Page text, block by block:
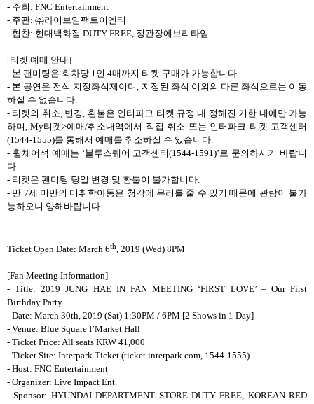
- 주최 : FNC Entertainment
- 주관: ㈜라이브임팩트이엔티
- 협찬: 현대백화점 DUTY FREE, 정관장에브리타임
[티켓 예매 안내]
- 본 팬미팅은 회차당 1인 4매까지 티켓 구매가 가능합니다.
- 본 공연은 전석 지정좌석제이며, 지정된 좌석 이외의 다른 좌석으로는 이동
하실 수 없습니다.
- 티켓의 취소, 변경, 환불은 인터파크 티켓 규정 내 정해진 기한 내에만 가능
하며, My티켓>예매/취소내역에서 직접 취소 또는 인터파크 티켓 고객센터
(1544-1555)를 통해서 예매를 취소하실 수 있습니다.
- 휠체어석 예매는 ‘블루스퀘어 고객센터(1544-1591)’로 문의하시기 바랍니
다.
- 티켓은 팬미팅 당일 변경 및 환불이 불가합니다.
- 만 7세 미만의 미취학아동은 청각에 무리를 줄 수 있기 때문에 관람이 불가
능하오니 양해바랍니다.
Ticket Open Date: March 6th , 2019 (Wed) 8PM
[Fan Meeting Information]
- Title: 2019 JUNG HAE IN FAN MEETING ‘FIRST LOVE’ – Our First
Birthday Party
- Date: March 30th, 2019 (Sat) 1:30PM / 6PM [2 Shows in 1 Day]
- Venue: Blue Square I’Market Hall
- Ticket Price: All seats KRW 41,000
- Ticket Site: Interpark Ticket (ticket.interpark.com, 1544-1555)
- Host: FNC Entertainment
- Organizer: Live Impact Ent.
- Sponsor: HYUNDAI DEPARTMENT STORE DUTY FREE, KOREAN RED